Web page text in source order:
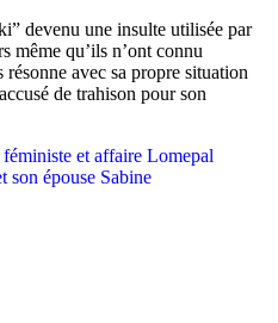
devenu une insulte utilisée par
même qu’ils n’ont connu
résonne avec sa propre situation
de trahison pour son
et affaire Lomepal
son épouse Sabine